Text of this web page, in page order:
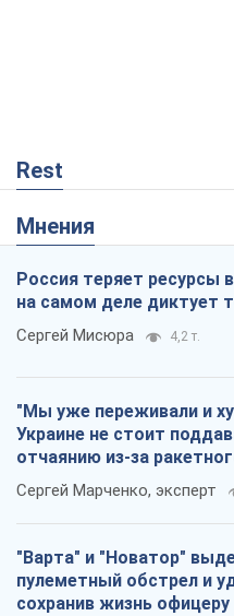
Rest
Мнения
Россия теряет ресурсы
на самом деле диктует
Сергей Мисюра 4,2 т.
"Мы уже переживали и
Украине не стоит
отчаянию из-за
Сергей Марченко, эксперт
"Варта" и "Новатор"
пулеметный обстрел и
сохранив жизнь